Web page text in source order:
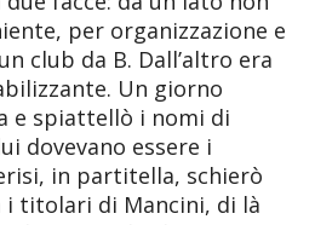
per organizzazione e
club da B. Dall’altro era
Un giorno
e spiattellò i nomi di
dovevano essere i
in partitella, schierò
i titolari di Mancini, di là